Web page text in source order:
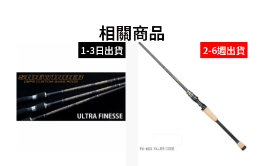
相關商品
1-3日出貨 2-6週出貨